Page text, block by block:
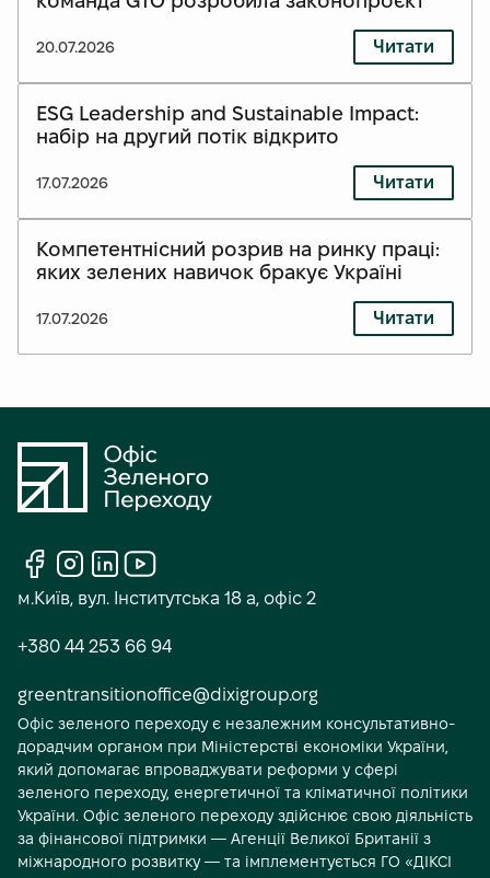
20.07.2026 Читати
ESG Leadership and Sustainable Impact:
набір на другий потік відкрито
17.07.2026 Читати
Компетентнісний розрив на ринку праці:
яких зелених навичок бракує Україні
17.07.2026 Читати
С
о
а
л
ь
н
і
м
м.Київ, вул. Інститутська 18 а, офіс 2
+380 44 253 66 94
greentransitionoffice@dixigroup.org
Офіс зеленого переходу є незалежним консультативно-
дорадчим органом при Міністерстві економіки України,
який допомагає впроваджувати реформи у сфері
зеленого переходу, енергетичної та кліматичної політики
України. Офіс зеленого переходу здійснює свою діяльність
за фінансової підтримки — Агенції Великої Британії з
міжнародного розвитку — та імплементується ГО «ДІКСІ